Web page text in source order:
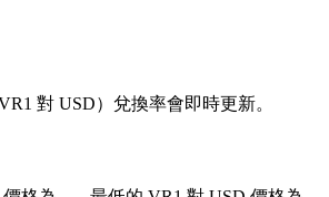
對 USD）兌換率會即時更新。